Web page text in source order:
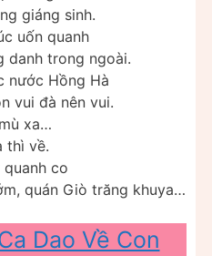
giáng sinh.
uốn quanh
danh trong ngoài.
nước Hồng Hà
vui đà nên vui.
xa…
thì về.
co
quán Giò trăng khuya…
Dao Về Con